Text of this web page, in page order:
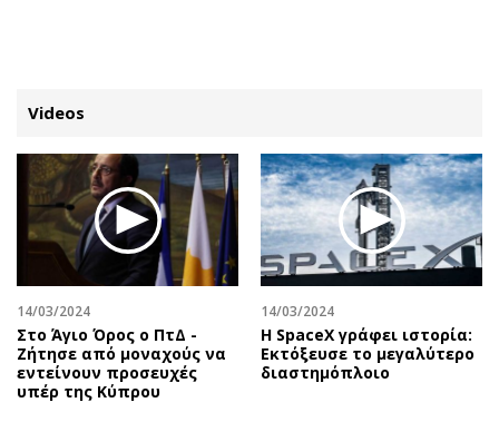
ΚΑΤΗΓΟΡΙΕΣ ΣΥΝΔΕΣΗ
Κύπρος
Παιδεία
Υγεία
Πολιτική
Βουλευτικές 2026
Εκλογές 2024
Απόψεις
Αρθρογραφία
The Hill
Υγεία
Αγγελίες
Videos
14/03/2024
Στο Άγιο Όρος ο ΠτΔ -
Ζήτησε από μοναχούς να
εντείνουν προσευχές
υπέρ της Κύπρου
14/03/2024
Η SpaceX γράφει ιστορία:
Εκτόξευσε το μεγαλύτερο
διαστημόπλοιο